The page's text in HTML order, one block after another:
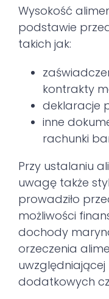
Wysokość
podstawie
takich jak:
kontrakty
deklaracje
inne
rachunki
Przy ustalaniu
uwagę także
prowadziło
możliwości
dochody
orzeczenia
uwzględniającej
dodatkowych